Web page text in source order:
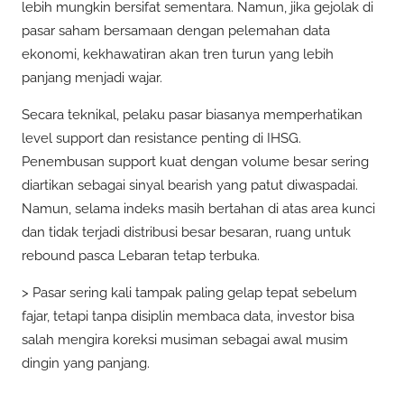
lebih mungkin bersifat sementara. Namun, jika gejolak di
pasar saham bersamaan dengan pelemahan data
ekonomi, kekhawatiran akan tren turun yang lebih
panjang menjadi wajar.
Secara teknikal, pelaku pasar biasanya memperhatikan
level support dan resistance penting di IHSG.
Penembusan support kuat dengan volume besar sering
diartikan sebagai sinyal bearish yang patut diwaspadai.
Namun, selama indeks masih bertahan di atas area kunci
dan tidak terjadi distribusi besar besaran, ruang untuk
rebound pasca Lebaran tetap terbuka.
> Pasar sering kali tampak paling gelap tepat sebelum
fajar, tetapi tanpa disiplin membaca data, investor bisa
salah mengira koreksi musiman sebagai awal musim
dingin yang panjang.